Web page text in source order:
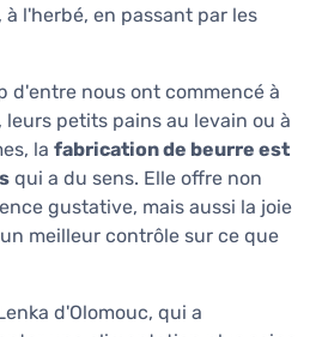
l'herbé, en passant par les
d'entre nous ont commencé à
petits pains au levain ou à
la fabrication de beurre est
qui a du sens. Elle offre non
gustative, mais aussi la joie
meilleur contrôle sur ce que
d'Olomouc, qui a